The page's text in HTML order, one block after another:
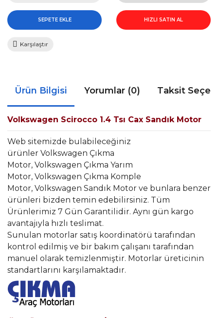
SEPETE EKLE HIZLI SATIN AL
Karşılaştır
Ürün Bilgisi Yorumlar (0) Taksit
Volkswagen Scirocco 1.4 Tsı Cax Sandık Motor
Web sitemizde bulabileceğiniz
ürünler Volkswagen Çıkma
Motor, Volkswagen Çıkma Yarım
Motor, Volkswagen Çıkma Komple
Motor, Volkswagen Sandık Motor ve bunlara benzer
ürünleri bizden temin edebilirsiniz. Tüm
Ürünlerimiz 7 Gün Garantilidir. Aynı gün kargo
avantajıyla hızlı teslimat.
Sunulan motorlar satış koordinatörü tarafından
kontrol edilmiş ve bir bakım çalışanı tarafından
manuel olarak temizlenmiştir. Motorlar üreticinin
standartlarını karşılamaktadır.